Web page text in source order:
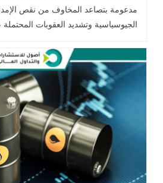
مدعومة بتصاعد المخاوف من نقص
الجيوسياسية وتشديد العقوبات المحتملة